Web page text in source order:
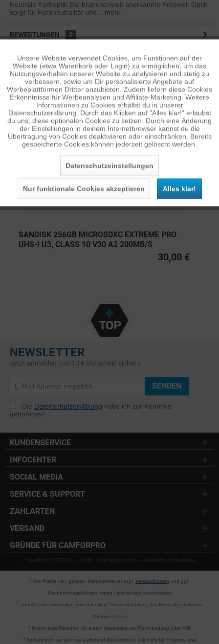
Neutrale Farboptik Die branchenweit anerkannte Freewell-Optik
sorgt für Farbneutralität und...
mehr
BEWERTUNGEN
0
ÄHNLICHE ARTIKEL
Diese Artikel sind dem Produkt ähnlich ...mehr
Persönliche Empfehlungen
SANDISK 256GB MICROSDXC EXTREME PRO
UHS-I U3, CLASS 10 V30 A2 200MB/S
30,00 €
NEWSLETTER
Jetzt anmelden und 10 € Gutschein sichern
SENDEN
Die Datenschutzerklärung habe ich zur Kenntnis
genommen.
KUNDENSERVICE
INFOCENTER
SOCIAL MEDIA
SERVICE & SUPPORT
ZAHLARTEN
VERSAND
GRÜNDE FÜR CAMFORPRO
Copyright © 2025 S.H1 GmbH / camforpro.com - Alle Rechte vorbehalten
* Alle Preise inkl. gesetzl. Mehrwertsteuer zzgl. Versandkosten und ggf.
Nachnahmegebühren, wenn nicht anders beschrieben
aktuelle oder ehemalige unverbindliche Preisempfehlung des Herstellers inklusive
Mehrwertsteuer
2Kostenlose Retouren ab einem Warenwert der Rücksendung über 40€
3 Bezieht sich nur auf das Lieferland Deutschland. Gilt nicht für Express- und
Funktionale Aktiv
Tracking Inaktiv
Personalisierung Inaktiv
Service Inaktiv
Unsere Website verwendet Cookies, um Funktionen auf der
Website (etwa Warenkorb oder Login) zu ermöglichen, um das
Nutzungsverhalten unserer Website zu analysieren und stetig zu
verbessern, sowie um Dir personalisierte Angebote auf
Werbeplattformen Dritter anzubieten. Zudem liefern diese Cookies
Erkenntnisse für Werbeanalysen und Affiliate-Marketing. Weitere
Informationen zu Cookies erhältst du in unserer
Datenschutzerklärung. Durch das Klicken auf "Alles klar!" erlaubst
du uns, diese optionalen Cookies zu setzen. Durch eine Änderung
der Einstellungen in deinem Internetbrowser kannst du die
Übertragung von Cookies deaktivieren oder einschränken. Bereits
gespeicherte Cookies können jederzeit gelöscht werden.
Datenschutzeinstellungen
Nur funktionale Cookies akzeptieren Alles klar!